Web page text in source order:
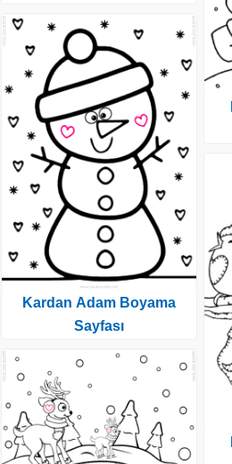
Kardan Adam Boyama
Sayfası